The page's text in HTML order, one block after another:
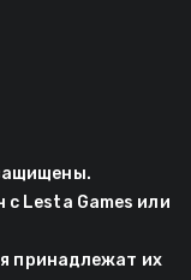
с Lesta Games или
принадлежат их